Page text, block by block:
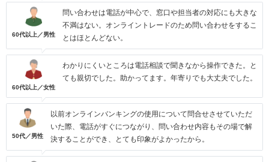
60代以上／男性
問い合わせは電話が中心で、窓口や担当者の対応にも大きな
不満はない。オンライントレードのため問い合わせをするこ
とはほとんどない。
60代以上／女性
わかりにくいところは電話相談で聞きなから操作できた。と
ても親切でした。助かってます。年寄りでも大丈夫でした。
50代／男性
以前オンラインバンキングの使用について問合せさせていただ
いた際、電話がすぐにつながり、問い合わせ内容もその場で解
決することができ、とても印象がよかったから。